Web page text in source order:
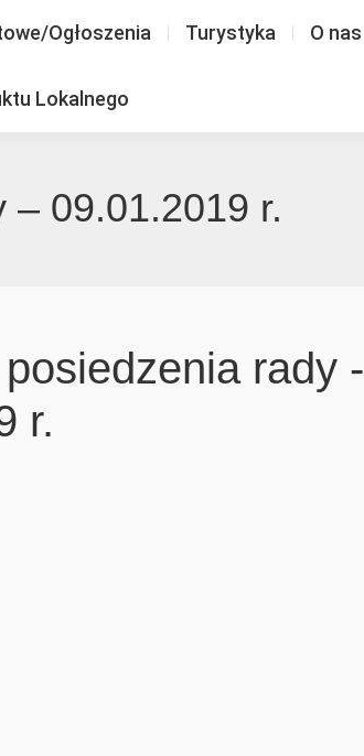
Ogłoszenia Turystyka O nas
Lokalnego
– 09.01.2019 r.
posiedzenia rady -
r.